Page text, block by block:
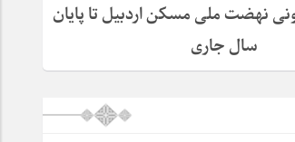
نهضت ملی مسکن اردبیل تا پایان
سال جاری